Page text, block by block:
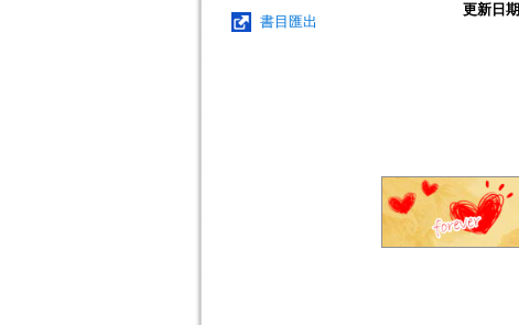
書目匯出
更新日期